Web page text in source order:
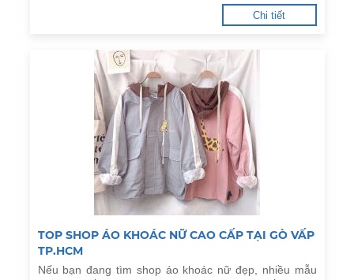
Chi tiết
TOP SHOP ÁO KHOÁC NỮ CAO CẤP TẠI GÒ VẤP
TP.HCM
Nếu bạn đang tìm shop áo khoác nữ đẹp, nhiều mẫu